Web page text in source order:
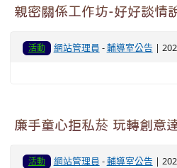
親密關係工作坊-好好談情
活動 網站管理員 -輔導室公告 |
廉手童心拒私菸 玩轉創意
活動 網站管理員 -輔導室公告 |